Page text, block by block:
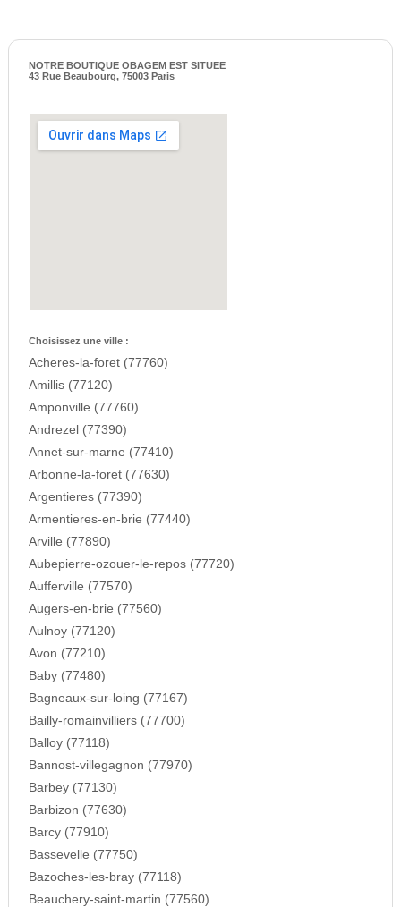
NOTRE BOUTIQUE OBAGEM EST SITUEE
43 Rue Beaubourg, 75003 Paris
Choisissez une ville :
Acheres-la-foret (77760)
Amillis (77120)
Amponville (77760)
Andrezel (77390)
Annet-sur-marne (77410)
Arbonne-la-foret (77630)
Argentieres (77390)
Armentieres-en-brie (77440)
Arville (77890)
Aubepierre-ozouer-le-repos (77720)
Aufferville (77570)
Augers-en-brie (77560)
Aulnoy (77120)
Avon (77210)
Baby (77480)
Bagneaux-sur-loing (77167)
Bailly-romainvilliers (77700)
Balloy (77118)
Bannost-villegagnon (77970)
Barbey (77130)
Barbizon (77630)
Barcy (77910)
Bassevelle (77750)
Bazoches-les-bray (77118)
Beauchery-saint-martin (77560)